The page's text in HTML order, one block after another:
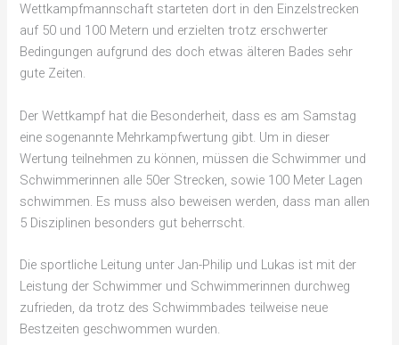
Wettkampfmannschaft starteten dort in den Einzelstrecken
auf 50 und 100 Metern und erzielten trotz erschwerter
Bedingungen aufgrund des doch etwas älteren Bades sehr
gute Zeiten.
Der Wettkampf hat die Besonderheit, dass es am Samstag
eine sogenannte Mehrkampfwertung gibt. Um in dieser
Wertung teilnehmen zu können, müssen die Schwimmer und
Schwimmerinnen alle 50er Strecken, sowie 100 Meter Lagen
schwimmen. Es muss also beweisen werden, dass man allen
5 Disziplinen besonders gut beherrscht.
Die sportliche Leitung unter Jan-Philip und Lukas ist mit der
Leistung der Schwimmer und Schwimmerinnen durchweg
zufrieden, da trotz des Schwimmbades teilweise neue
Bestzeiten geschwommen wurden.